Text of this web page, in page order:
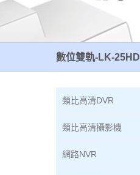
數位雙軌-LK-25HD
類比高清DVR
類比高清攝影機
網路NVR